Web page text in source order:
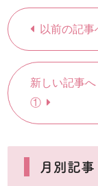
以前の記
新しい記事
①
月別記事